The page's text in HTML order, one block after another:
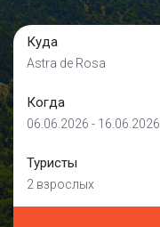
Куда
Astra de Rosa
Когда
06.06.2026 - 16.06.2026
Туристы
2 взрослых